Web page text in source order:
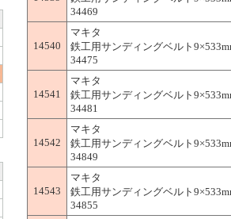
34469
14540
マキタ
鉄工用サンディングベルト
34475
14541
マキタ
鉄工用サンディングベルト
34481
14542
マキタ
鉄工用サンディングベルト
34849
14543
マキタ
鉄工用サンディングベルト
34855